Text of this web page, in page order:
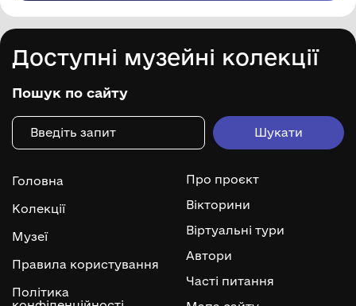
Доступні музейні колекції
Пошук по сайту
Головна
Колекції
Музеї
Правила користування
Політика
Про проєкт
Вікторини
Віртуальні тури
Автори
Часті питання